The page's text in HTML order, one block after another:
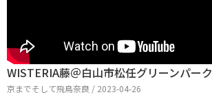
WISTERIA藤＠白山市松任グリーンパーク
京までそして飛鳥奈良 / 2023-04-26